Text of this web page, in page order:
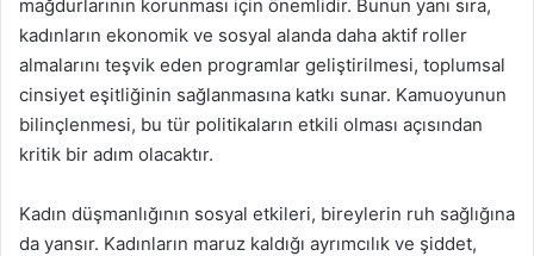
mağdurlarının korunması için önemlidir. Bunun yanı sıra,
kadınların ekonomik ve sosyal alanda daha aktif roller
almalarını teşvik eden programlar geliştirilmesi, toplumsal
cinsiyet eşitliğinin sağlanmasına katkı sunar. Kamuoyunun
bilinçlenmesi, bu tür politikaların etkili olması açısından
kritik bir adım olacaktır.
Kadın düşmanlığının sosyal etkileri, bireylerin ruh sağlığına
da yansır. Kadınların maruz kaldığı ayrımcılık ve şiddet,